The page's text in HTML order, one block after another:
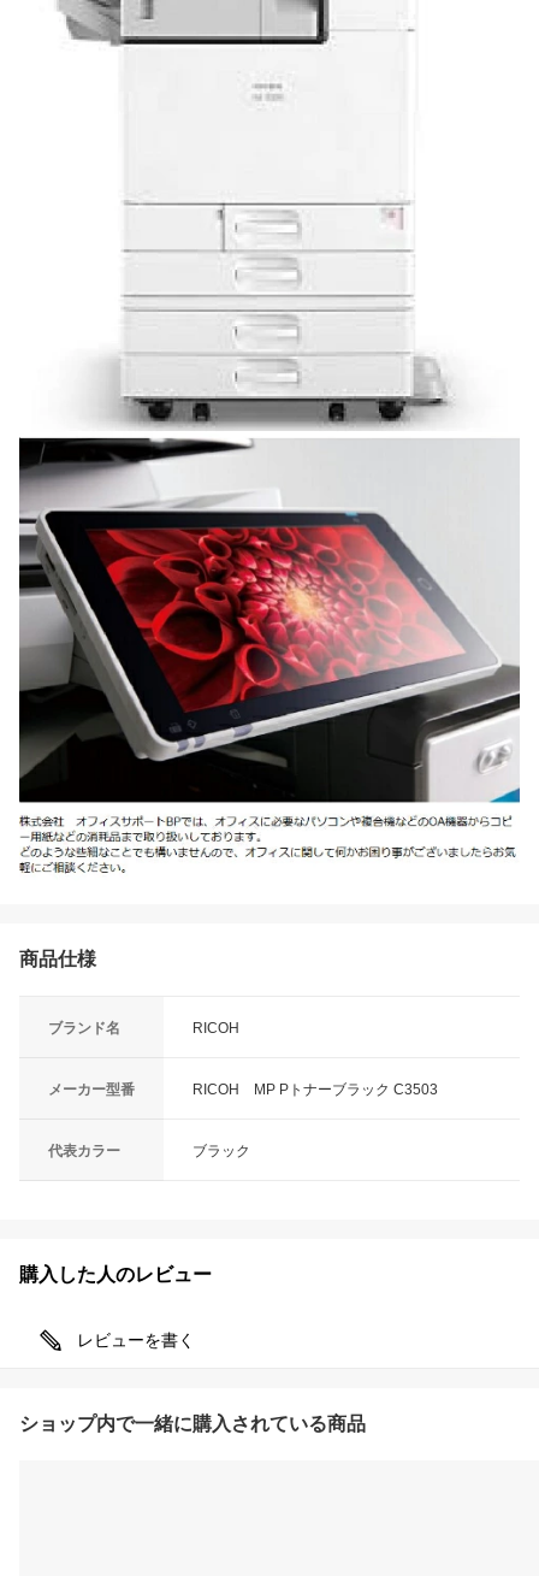
商品仕様
ブランド名 RICOH
メーカー型番 RICOH MP Pトナーブラック C3503
代表カラー ブラック
購入した人のレビュー
レビューを書く
ショップ内で一緒に購入されている商品